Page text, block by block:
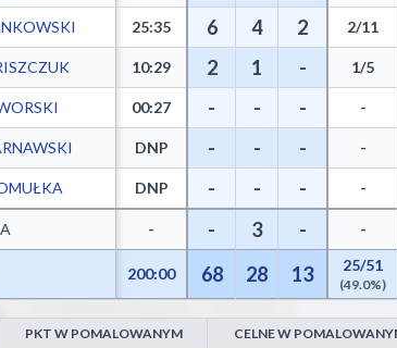
25:35 6 4 2 2/11
10:29 2 1 - 1/5
00:27 - - - -
DNP - - - -
DNP - - - -
- - 3 - -
200:00 68 28 13 25/51
(49.0%)
PKT W POMALOWANYM CELNE W